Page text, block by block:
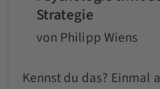
Strategie
von Philipp Wiens
Kennst du das? Einmal